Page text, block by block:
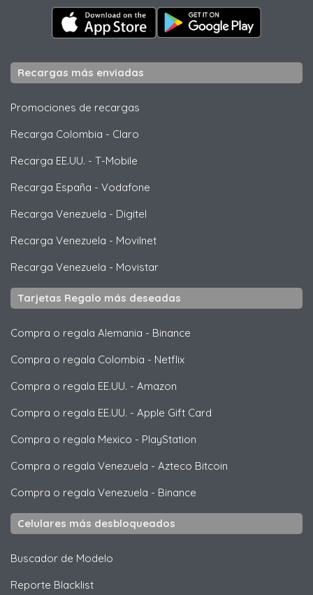
Recargas más enviadas
Promociones de recargas
Recarga Colombia - Claro
Recarga EE.UU. - T-Mobile
Recarga España - Vodafone
Recarga Venezuela - Digitel
Recarga Venezuela - Movilnet
Recarga Venezuela - Movistar
Tarjetas Regalo más deseadas
Compra o regala Alemania - Binance
Compra o regala Colombia - Netflix
Compra o regala EE.UU. - Amazon
Compra o regala EE.UU. - Apple Gift Card
Compra o regala Mexico - PlayStation
Compra o regala Venezuela - Azteco Bitcoin
Compra o regala Venezuela - Binance
Celulares más desbloqueados
Buscador de Modelo
Reporte Blacklist